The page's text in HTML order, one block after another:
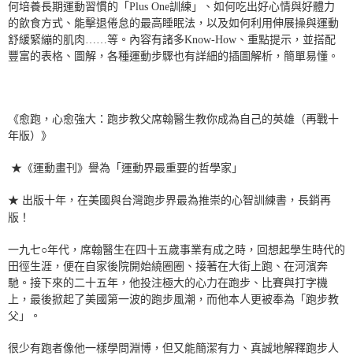
何培養長期運動習慣的「Plus One訓練」、如何吃出好心情與好體力
的飲食方式、能擊退倦怠的最高睡眠法，以及如何利用伸展操與運動
舒緩緊繃的肌肉……等。內容有諸多Know-How、重點提示，並搭配
豐富的表格、圖解，各種運動步驟也有詳細的插圖解析，簡單易懂。
《愈跑，心愈強大：跑步教父席翰醫生教你成為自己的英雄（再戰十
年版） 》
★《運動畫刊》譽為「運動界最重要的哲學家」
★ 出版十年，在美國與台灣跑步界最為推崇的心智訓練書，長銷再
版！
一九七○年代，席翰醫生在四十五歲事業有成之時，回想起學生時代的
田徑生涯，便在自家後院開始繞圈圈、接著在大街上跑、在河濱奔
馳。接下來的二十五年，他投注極大的心力在跑步、比賽與打字機
上，最後掀起了美國第一波的跑步風潮，而他本人更被奉為「跑步教
父」。
很少有跑者像他一樣學問淵博，但又能簡潔有力、真誠地解釋跑步人